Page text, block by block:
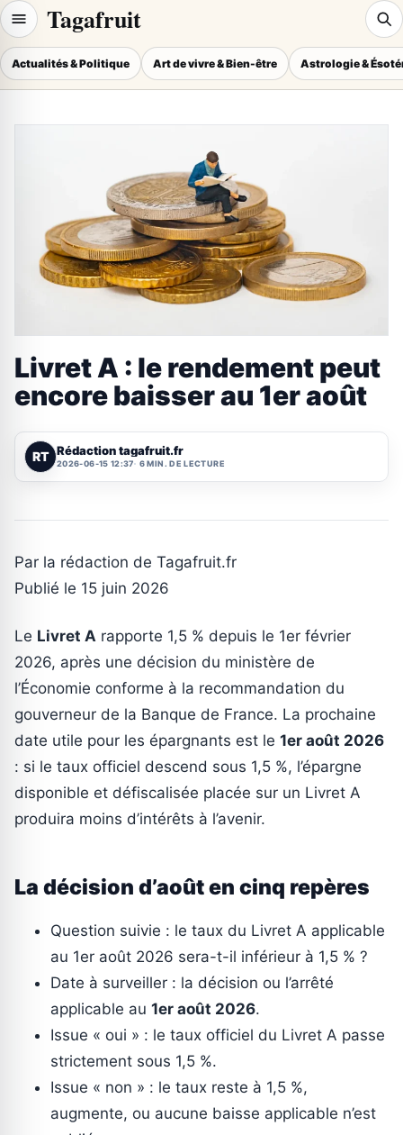
Tagafruit
Actualités & Politique Art de vivre & Bien-être Astrologie &
Livret A : le rendement peut
encore baisser au 1er août
RT Rédaction tagafruit.fr
2026-06-15 12:37 6 MIN. DE LECTURE
Par la rédaction de Tagafruit.fr
Publié le 15 juin 2026
Le Livret A rapporte 1,5 % depuis le 1er février
2026, après une décision du ministère de
l’Économie conforme à la recommandation du
gouverneur de la Banque de France. La prochaine
date utile pour les épargnants est le 1er août 2026
: si le taux officiel descend sous 1,5 %, l’épargne
disponible et défiscalisée placée sur un Livret A
produira moins d’intérêts à l’avenir.
La décision d’août en cinq repères
Question suivie : le taux du Livret A applicable
au 1er août 2026 sera-t-il inférieur à 1,5 % ?
Date à surveiller : la décision ou l’arrêté
applicable au 1er août 2026.
Issue « oui » : le taux officiel du Livret A passe
strictement sous 1,5 %.
Issue « non » : le taux reste à 1,5 %,
augmente, ou aucune baisse applicable n’est